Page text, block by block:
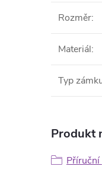
Rozměr:
Materiál:
Typ
Produkt